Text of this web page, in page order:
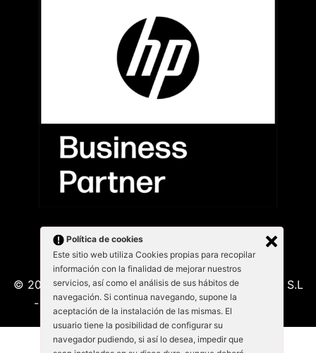
© 2026 Kabu Blanu System SL. KabuBlanu System S.L
- Lepant 339/341 (Local 4) 08025 - Barcelona
Política de cookies
Este sitio web utiliza Cookies propias para recopilar
información con la finalidad de mejorar nuestros
servicios, así como el análisis de sus hábitos de
navegación. Si continua navegando, supone la
aceptación de la instalación de las mismas. El
usuario tiene la posibilidad de configurar su
navegador pudiendo, si así lo desea, impedir que